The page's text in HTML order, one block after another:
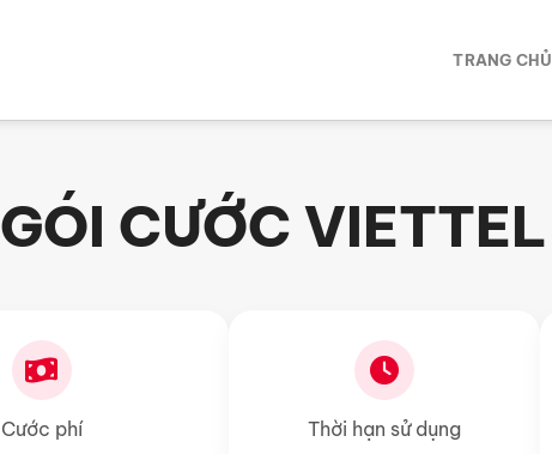
TRANG CHỦ
GÓI CƯỚC VIETTEL
Cước phí Thời hạn sử dụng